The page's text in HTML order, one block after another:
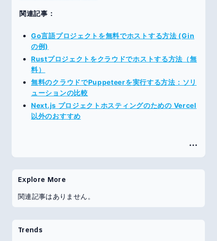
関連記事：
Go言語プロジェクトを無料でホストする方法 (Gin
の例)
Rustプロジェクトをクラウドでホストする方法（無
料）
無料のクラウドでPuppeteerを実行する方法：ソリ
ューションの比較
Next.js プロジェクトホスティングのための Vercel
以外のおすすめ
Explore More
関連記事はありません。
Trends